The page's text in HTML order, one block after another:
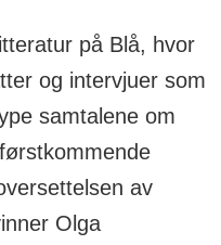
på Blå, hvor
og intervjuer som
samtalene om
av
Olga